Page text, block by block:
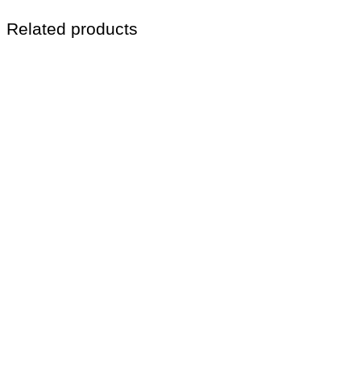
Related products